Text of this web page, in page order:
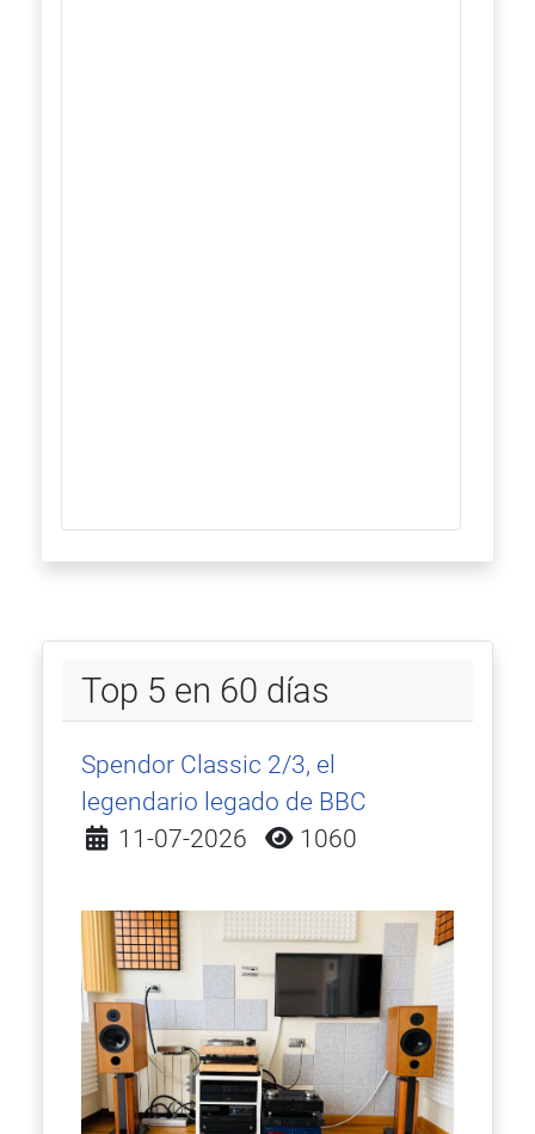
Top 5 en 60 días
Spendor Classic 2/3, el
legendario legado de BBC
Detalles
11-07-2026 1060